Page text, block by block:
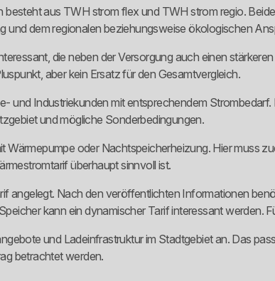
aus TWH strom flex und TWH strom regio.
und dem regionalen beziehungsweise ökologischen
die neben der Versorgung auch einen
aber kein Ersatz für den Gesamtvergleich.
und Industriekunden mit entsprechendem
und mögliche Sonderbedingungen.
Wärmepumpe oder Nachtspeicherheizung. Hier muss
überhaupt sinnvoll ist.
angelegt. Nach den veröffentlichten Informationen
kann ein dynamischer Tarif interessant werden.
und Ladeinfrastruktur im Stadtgebiet an. Das
betrachtet werden.